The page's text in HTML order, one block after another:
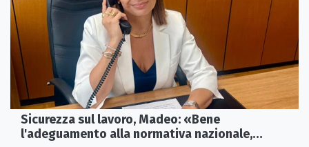
Sicurezza sul lavoro, Madeo: «Bene
l'adeguamento alla normativa nazionale,